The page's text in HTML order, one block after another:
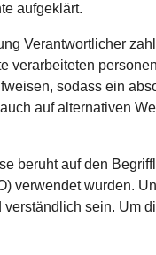
aufgeklärt.
Verantwortlicher
verarbeiteten
sodass ein
auf alternativen
beruht auf den
verwendet wurden.
sein. Um